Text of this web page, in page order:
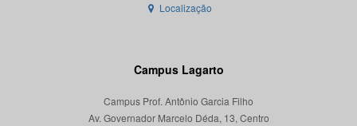
Localização
Campus Lagarto
Campus Prof. Antônio Garcia Filho
Av. Governador Marcelo Déda, 13, Centro